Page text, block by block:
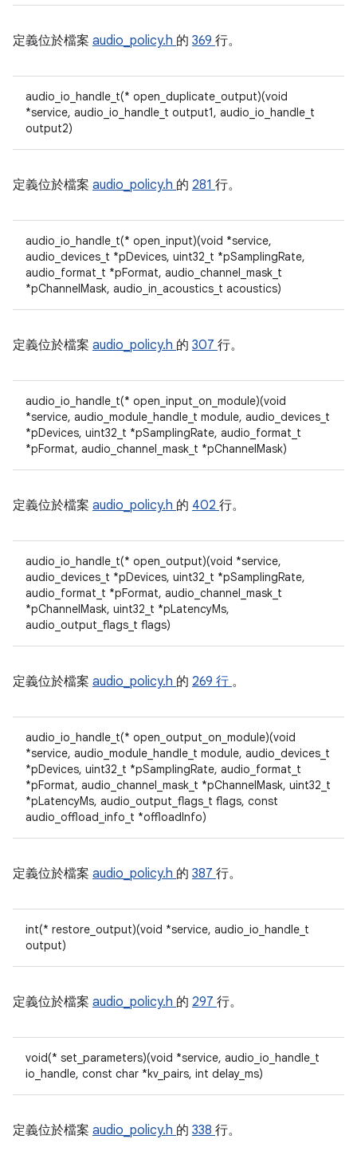
定義位於檔案 audio_policy.h 的 369 行。
audio_io_handle_t(* open_duplicate_output)(void
*service, audio_io_handle_t output1, audio_io_handle_t
output2)
定義位於檔案 audio_policy.h 的 281 行。
audio_io_handle_t(* open_input)(void *service,
audio_devices_t *pDevices, uint32_t *pSamplingRate,
audio_format_t *pFormat, audio_channel_mask_t
*pChannelMask, audio_in_acoustics_t acoustics)
定義位於檔案 audio_policy.h 的 307 行。
audio_io_handle_t(* open_input_on_module)(void
*service, audio_module_handle_t module, audio_devices_t
*pDevices, uint32_t *pSamplingRate, audio_format_t
*pFormat, audio_channel_mask_t *pChannelMask)
定義位於檔案 audio_policy.h 的 402 行。
audio_io_handle_t(* open_output)(void *service,
audio_devices_t *pDevices, uint32_t *pSamplingRate,
audio_format_t *pFormat, audio_channel_mask_t
*pChannelMask, uint32_t *pLatencyMs,
audio_output_flags_t flags)
定義位於檔案 audio_policy.h 的 269 行 。
audio_io_handle_t(* open_output_on_module)(void
*service, audio_module_handle_t module, audio_devices_t
*pDevices, uint32_t *pSamplingRate, audio_format_t
*pFormat, audio_channel_mask_t *pChannelMask, uint32_t
*pLatencyMs, audio_output_flags_t flags, const
audio_offload_info_t *offloadInfo)
定義位於檔案 audio_policy.h 的 387 行。
int(* restore_output)(void *service, audio_io_handle_t
output)
定義位於檔案 audio_policy.h 的 297 行。
void(* set_parameters)(void *service, audio_io_handle_t
io_handle, const char *kv_pairs, int delay_ms)
定義位於檔案 audio_policy.h 的 338 行。